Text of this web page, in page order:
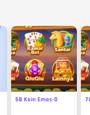
5B Koin Emas-D